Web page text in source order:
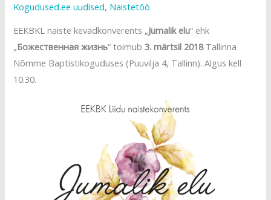
Kogudused.ee uudised, Naistetöö
EEKBKL naiste kevadkonverents „Jumalik elu“ ehk
„Божественная жизнь“ toimub3. märtsil 2018Tallinna
Nõmme Baptistikoguduses (Puuvilja 4, Tallinn). Algus kell
10.30.